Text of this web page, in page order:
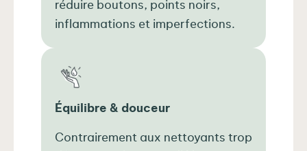
réduire boutons, points noirs,
inflammations et imperfections.
Équilibre & douceur
Contrairement aux nettoyants trop